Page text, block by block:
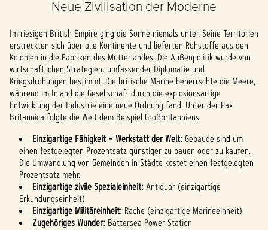
Indem du auf "Spielen"
Datenschutzbestimmungen
von YouTube und der
Übertragung von Daten an
die Google-Server zu.
Neue Zivilisation der Moderne
Im riesigen British Empire ging die Sonne niemals unter. Seine Territorien
erstreckten sich über alle Kontinente und lieferten Rohstoffe aus den
Kolonien in die Fabriken des Mutterlandes. Die Außenpolitik wurde von
wirtschaftlichen Strategien, umfassender Diplomatie und
Kriegsdrohungen bestimmt. Die britische Marine beherrschte die Meere,
während im Inland die Gesellschaft durch die explosionsartige
Entwicklung der Industrie eine neue Ordnung fand. Unter der Pax
Britannica folgte die Welt dem Beispiel Großbritanniens.
Einzigartige Fähigkeit – Werkstatt der Welt:Gebäude sind um
einen festgelegten Prozentsatz günstiger zu bauen oder zu kaufen.
Die Umwandlung von Gemeinden in Städte kostet einen festgelegten
Prozentsatz mehr.
Einzigartige zivile Spezialeinheit:Antiquar (einzigartige
Erkundungseinheit)
Einzigartige Militäreinheit: Rache (einzigartige Marineeinheit)
Zugehöriges Wunder: Battersea Power Station